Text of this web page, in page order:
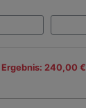
Ergebnis: 240,00 €